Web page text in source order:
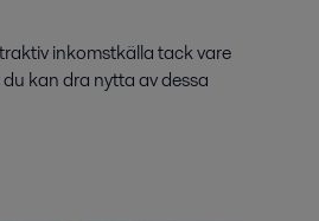
inkomstkälla tack vare
kan dra nytta av dessa